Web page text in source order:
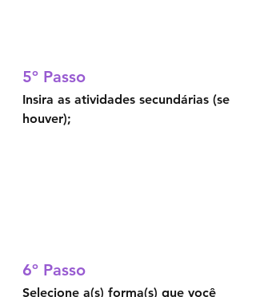
Insira as atividades secundárias (se
houver);
Selecione a(s) forma(s) que você